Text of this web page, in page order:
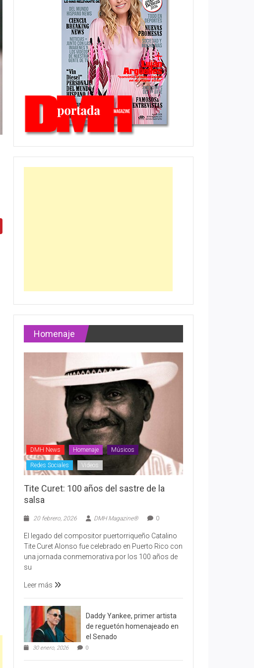
Homenaje
DMH News Homenaje Músicos
Redes Sociales Videos
Tite Curet: 100 años del sastre de la
salsa
20 febrero, 2026 DMH Magazine® 0
El legado del compositor puertorriqueño Catalino
Tite Curet Alonso fue celebrado en Puerto Rico con
una jornada conmemorativa por los 100 años de
su
Leer más
Daddy Yankee, primer artista
de reguetón homenajeado en
el Senado
30 enero, 2026 0